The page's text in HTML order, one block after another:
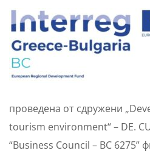
проведена от сдружени
tourism environment“ – DE.
“Business Council – BC 6275”